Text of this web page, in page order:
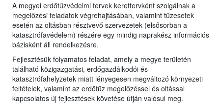
A megyei erdőtűzvédelmi tervek kerettervként szolgálnak a
megelőzési feladatok végrehajtásában, valamint tűzesetek
esetén az oltásban résztvevő szervezetek (elsősorban a
katasztrófavédelem) részére egy mindig naprakész információs
bázisként áll rendelkezésre.
Fejlesztésük folyamatos feladat, amely a megye területén
található közigazgatási, erdőgazdálkodói és
katasztrófahelyzetek miatt lényegesen megváltozó környezeti
feltételek, valamint az erdőtűz megelőzéssel és oltással
kapcsolatos új fejlesztések követése útján valósul meg.